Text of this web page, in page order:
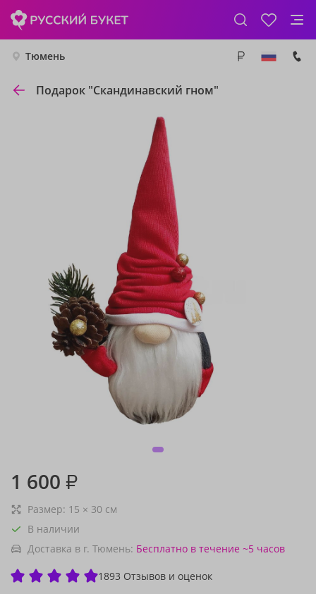
Тюмень
Подарок "Скандинавский гном"
1 600 ₽
Размер: 15 × 30 см
В наличии
Доставка в г. Тюмень: Бесплатно в течение ~5 часов
1893 Отзывов и оценок